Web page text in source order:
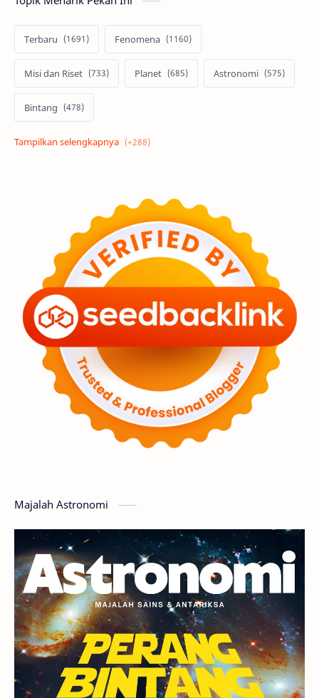
Terbaru Fenomena
Misi dan Riset Planet Astronomi
Bintang
Alam semesta Galaksi
Tata Surya Hype
Asteroid Observasi
Premium Komet Bulan
Penelitian Serba-serbi Satelit
Luar Angkasa Video Aurora
Supernova Nebula Sponsored
Mars Planet Katai
GMT 2016
Planet Kerdil Bumi Pengetahuan
Berita Hujan Meteor Satelit Alami
Rasi Bintang Teleskop Saturnus
GBT 2018 UFO Advertorial
Astrofotografi
Majalah Astronomi